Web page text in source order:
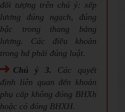
đối tượng trên chú ý: xếp
lương đúng ngạch, đúng
bậc trong thang bảng
lương. Các điều khoản
trong hd phải đúng luật.
Chú ý 3. Các quyết
định liên quan đến khoản
phụ cấp không đóng BHXh
hoặc có đóng BHXH.